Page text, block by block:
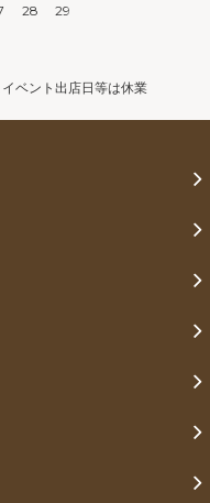
28
29
ベント出店日等は休業